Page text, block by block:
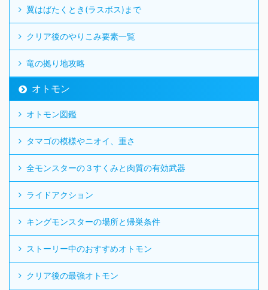
翼はばたくとき(ラスボス)まで
クリア後のやりこみ要素一覧
竜の拠り地攻略
オトモン
オトモン図鑑
タマゴの模様やニオイ、重さ
全モンスターの３すくみと肉質の有効武器
ライドアクション
キングモンスターの場所と帰巣条件
ストーリー中のおすすめオトモン
クリア後の最強オトモン